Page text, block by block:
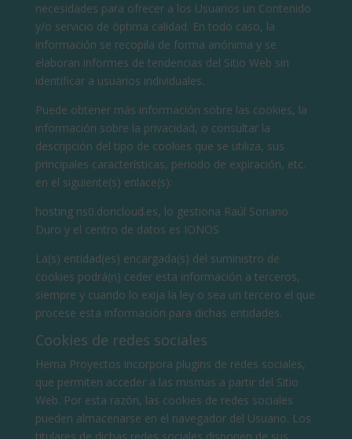
necesidades para ofrecer a los Usuarios un Contenido
y/o servicio de óptima calidad. En todo caso, la
información se recopila de forma anónima y se
elaboran informes de tendencias del Sitio Web sin
identificar a usuarios individuales.
Puede obtener más información sobre las cookies, la
información sobre la privacidad, o consultar la
descripción del tipo de cookies que se utiliza, sus
principales características, periodo de expiración, etc.
en el siguiente(s) enlace(s):
hosting ns0.doncloud.es, lo gestiona Raúl Soriano
Duro y el centro de datos es IONOS
La(s) entidad(es) encargada(s) del suministro de
cookies podrá(n) ceder esta información a terceros,
siempre y cuando lo exija la ley o sea un tercero el que
procese esta información para dichas entidades.
Cookies de redes sociales
Herna Proyectos incorpora plugins de redes sociales,
que permiten acceder a las mismas a partir del Sitio
Web. Por esta razón, las cookies de redes sociales
pueden almacenarse en el navegador del Usuario. Los